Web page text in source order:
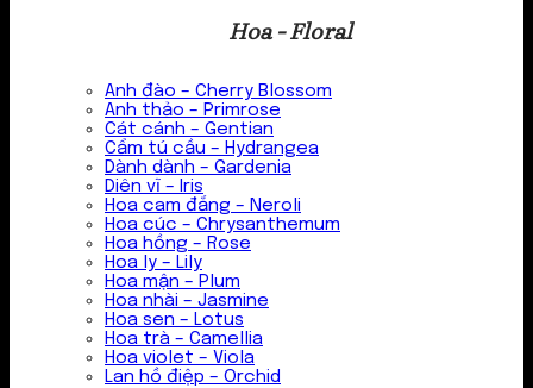
Hoa - Floral
Anh đào – Cherry Blossom
Anh thảo – Primrose
Cát cánh – Gentian
Cẩm tú cầu – Hydrangea
Dành dành – Gardenia
Diên vĩ – Iris
Hoa cam đắng – Neroli
Hoa cúc – Chrysanthemum
Hoa hồng – Rose
Hoa ly – Lily
Hoa mận – Plum
Hoa nhài – Jasmine
Hoa sen – Lotus
Hoa trà – Camellia
Hoa violet – Viola
Lan hồ điệp – Orchid